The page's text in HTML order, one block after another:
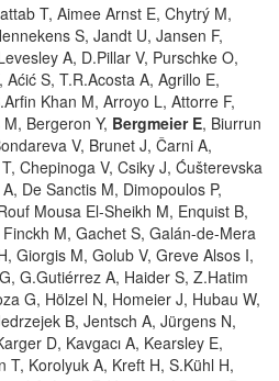
T, Aimee Arnst E, Chytrý M,
S, Jandt U, Jansen F,
A, D.Pillar V, Purschke O,
S, T.R.Acosta A, Agrillo E,
Khan M, Arroyo L, Attorre F,
Bergeron Y, Bergmeier E, Biurrun
V, Brunet J, Čarni A,
Chepinoga V, Csiky J, Ćušterevska
De Sanctis M, Dimopoulos P,
Mousa El-Sheikh M, Enquist B,
M, Gachet S, Galán-de-Mera
Giorgis M, Golub V, Greve Alsos I,
G.Gutiérrez A, Haider S, Z.Hatim
G, Hölzel N, Homeier J, Hubau W,
B, Jentsch A, Jürgens N,
D, Kavgacı A, Kearsley E,
T, Korolyuk A, Kreft H, S.Kühl H,